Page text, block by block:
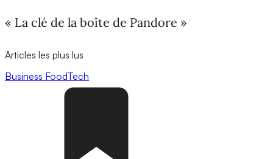
« La clé de la boîte de Pandore »
Articles les plus lus
Business FoodTech